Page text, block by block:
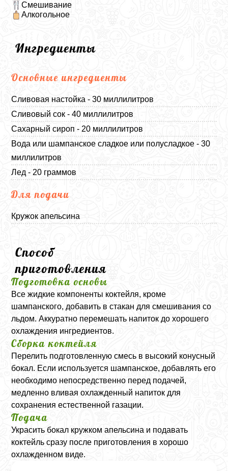
Смешивание
Алкогольное
Ингредиенты
Основные ингредиенты
Сливовая настойка - 30 миллилитров
Сливовый сок - 40 миллилитров
Сахарный сироп - 20 миллилитров
Вода или шампанское сладкое или полусладкое - 30
миллилитров
Лед - 20 граммов
Для подачи
Кружок апельсина
Способ
приготовления
Подготовка основы
Все жидкие компоненты коктейля, кроме
шампанского, добавить в стакан для смешивания со
льдом. Аккуратно перемешать напиток до хорошего
охлаждения ингредиентов.
Сборка коктейля
Перелить подготовленную смесь в высокий конусный
бокал. Если используется шампанское, добавлять его
необходимо непосредственно перед подачей,
медленно вливая охлажденный напиток для
сохранения естественной газации.
Подача
Украсить бокал кружком апельсина и подавать
коктейль сразу после приготовления в хорошо
охлажденном виде.